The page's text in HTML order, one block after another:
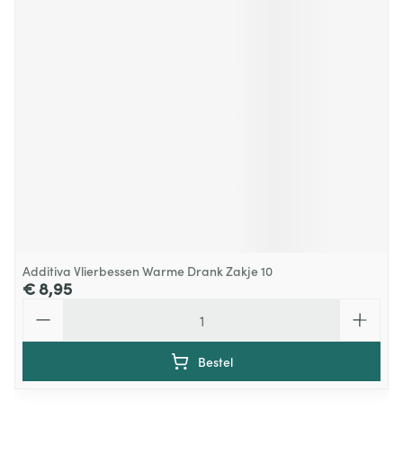
Additiva Vlierbessen Warme Drank Zakje 10
€ 8,95
Bestel